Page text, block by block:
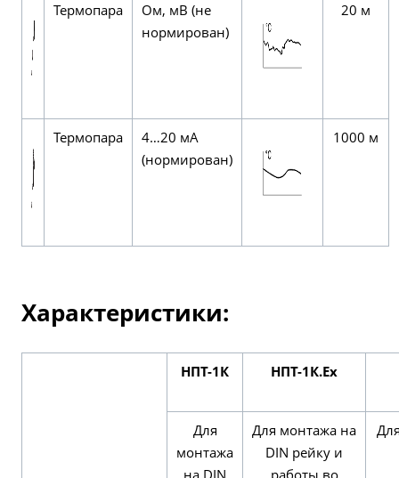
Термопара
Ом, мВ (не
нормирован)
20 м
Термопара
4…20 мА
(нормирован)
1000 м
Характеристики:
НПТ-1К НПТ-1К.Ех
Для
монтажа
на DIN
Для монтажа на
DIN рейку и
работы во